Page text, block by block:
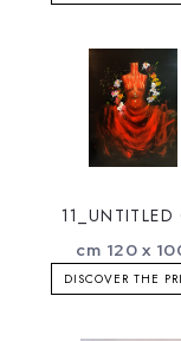
cm 120 x
DISCOVER THE